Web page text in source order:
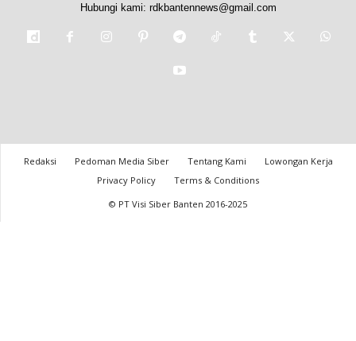
Hubungi kami: rdkbantennews@gmail.com
Redaksi Pedoman Media Siber Tentang Kami
Lowongan Kerja
Privacy Policy
Terms & Conditions
© PT Visi Siber Banten 2016-2025